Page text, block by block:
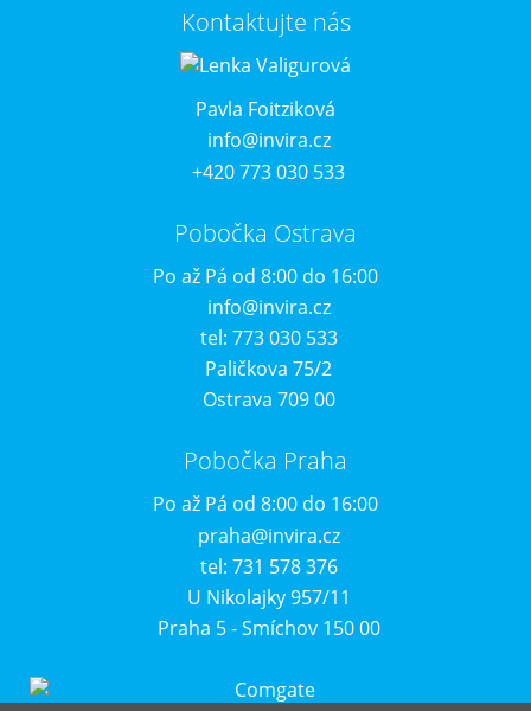
Kontaktujte nás
Pavla Foitziková
info@invira.cz
+420 773 030 533
Pobočka Ostrava
Po až Pá od 8:00 do 16:00
info@invira.cz
tel: 773 030 533
Paličkova 75/2
Ostrava 709 00
Pobočka Praha
Po až Pá od 8:00 do 16:00
praha@invira.cz
tel: 731 578 376
U Nikolajky 957/11
Praha 5 - Smíchov 150 00